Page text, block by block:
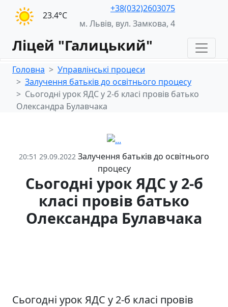
23.4°С
+38(032)2603075
м. Львів, вул. Замкова, 4
Ліцей "Галицький"
Головна
Управлінські процеси
Залучення батьків до освітнього процесу
Сьогодні урок ЯДС у 2-б класі провів батько
Олександра Булавчака
20:51 29.09.2022 Залучення батьків до освітнього
процесу
Сьогодні урок ЯДС у 2-б
класі провів батько
Олександра Булавчака
Сьогодні урок ЯДС у 2-б класі провів